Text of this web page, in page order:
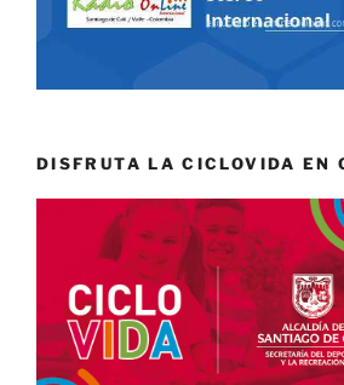
DISFRUTA LA CICLOVIDA EN